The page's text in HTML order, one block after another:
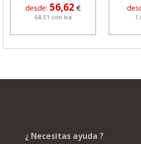
desde: 56,62 €
68,51 con Iva
¿ Necesitas ayuda ?